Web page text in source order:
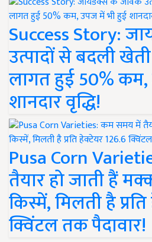
Success Story:
उत्पादों से बदली
लागत हुई 50%
शानदार वृद्धि!
Pusa Corn
तैयार हो जाती हैं
किस्में, मिलती है
क्विंटल तक पैदावार!